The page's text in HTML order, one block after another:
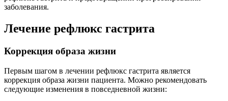
заболевания.
Лечение рефлюкс гастрита
Коррекция образа жизни
Первым шагом в лечении рефлюкс гастрита является
коррекция образа жизни пациента. Можно рекомендовать
следующие изменения в повседневной жизни: